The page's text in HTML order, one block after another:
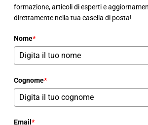
formazione, articoli di esperti e
direttamente nella tua casella di posta!
Nome*
Cognome*
Email *